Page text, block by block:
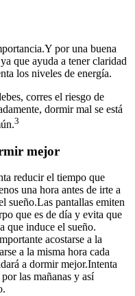
por una buena
que ayuda a tener claridad
los niveles de energía.
corres el riesgo de
dormir mal se está
3
mejor
reducir el tiempo que
una hora antes de irte a
sueño.Las pantallas emiten
que es de día y evita que
que induce el sueño.
acostarse a la
a la misma hora cada
a dormir mejor.Intenta
las mañanas y así